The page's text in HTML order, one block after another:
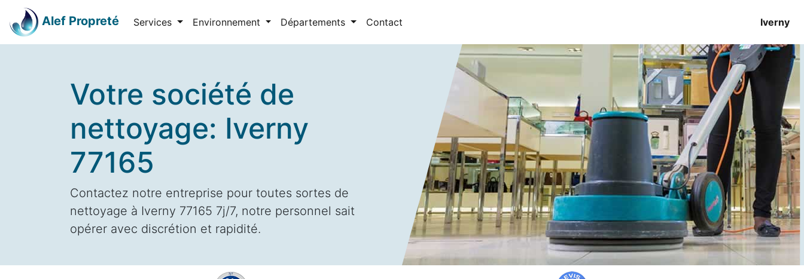
Alef Propreté Services Environnement Départements Contact Iverny
Votre société de
nettoyage: Iverny
77165
Contactez notre entreprise pour toutes sortes de
nettoyage à Iverny 77165 7j/7, notre personnel sait
opérer avec discrétion et rapidité.